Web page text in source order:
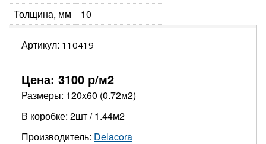
Толщина, мм
10
Артикул: 110419
Цена: 3100 р/м2
Размеры: 120х60 (0.72м2)
В коробке: 2шт / 1.44м2
Производитель: Delacora